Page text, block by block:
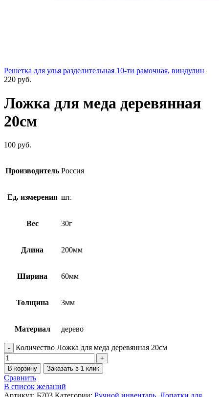
Решетка для улья разделительная 10-ти рамочная, виндулин
220 руб.
Ложка для меда деревянная
20см
100 руб.
Производитель Россия
Ед. измерения шт.
Вес 30г
Длина 200мм
Ширина 60мм
Толщина 3мм
Материал дерево
Количество Ложка для меда деревянная 20см
В корзину Заказать в 1 клик
Сравнить
В список желаний